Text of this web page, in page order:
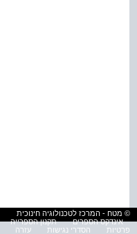
© מטח - המרכז לטכנולוגיה חינוכית
אינדקס הספרים
תקנון הספרייה
פרטיות
הסדרי נגישות עזרה